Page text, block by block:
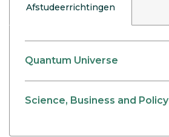
Afstudeerrichtingen
Quantum Universe
Science, Business and Policy